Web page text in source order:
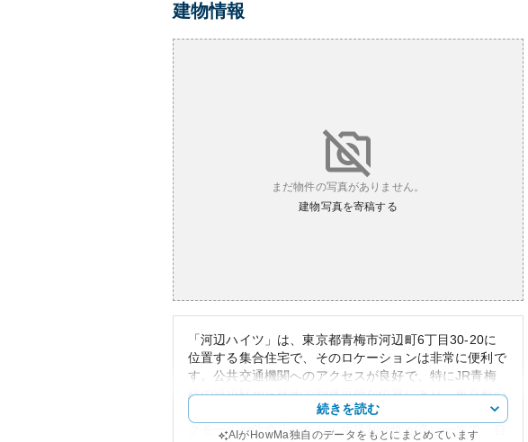
建物情報
まだ物件の写真がありません。
建物写真を寄稿する
「河辺ハイツ」は、東京都青梅市河辺町6丁目30-20に
位置する集合住宅で、そのロケーションは非常に便利で
す。公共交通機関へのアクセスが良好で、特にJR青梅
線の河辺駅から徒歩で到達可能な位置にあり、東京都心
への通勤や通学にも適しています。周辺にはショッピン
グモールや飲食店があり、生活利便性が高い一方で、自
続きを読む
AIがHowMa独自のデータをもとにまとめています